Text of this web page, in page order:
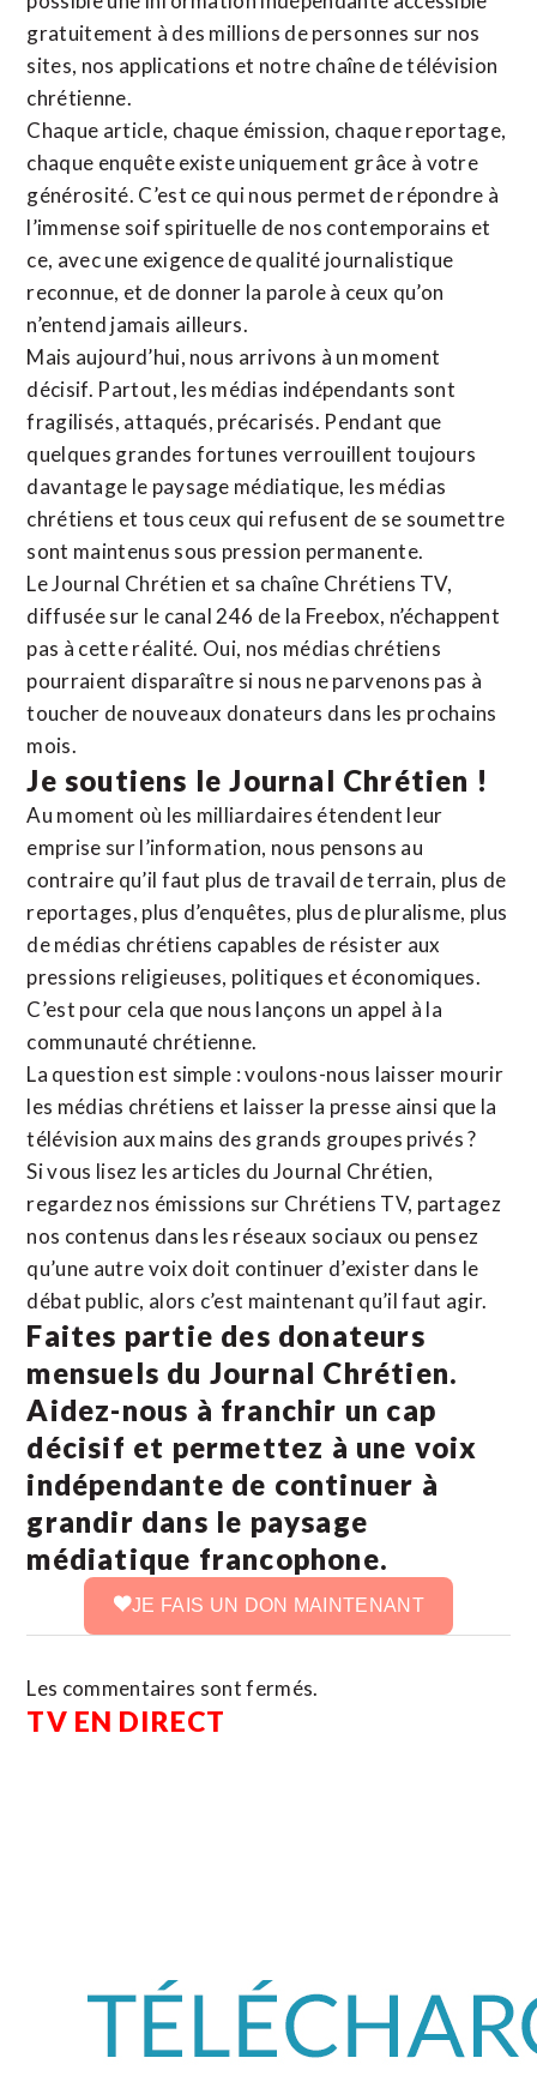
gratuitement à des millions de personnes sur nos
sites, nos applications et notre chaîne de télévision
chrétienne.
Chaque article, chaque émission, chaque reportage,
chaque enquête existe uniquement grâce à votre
générosité. C’est ce qui nous permet de répondre à
l’immense soif spirituelle de nos contemporains et
ce, avec une exigence de qualité journalistique
reconnue, et de donner la parole à ceux qu’on
n’entend jamais ailleurs.
Mais aujourd’hui, nous arrivons à un moment
décisif. Partout, les médias indépendants sont
fragilisés, attaqués, précarisés. Pendant que
quelques grandes fortunes verrouillent toujours
davantage le paysage médiatique, les médias
chrétiens et tous ceux qui refusent de se soumettre
sont maintenus sous pression permanente.
Le Journal Chrétien et sa chaîne Chrétiens TV,
diffusée sur le canal 246 de la Freebox, n’échappent
pas à cette réalité. Oui, nos médias chrétiens
pourraient disparaître si nous ne parvenons pas à
toucher de nouveaux donateurs dans les prochains
mois.
Je soutiens le Journal Chrétien !
Au moment où les milliardaires étendent leur
emprise sur l’information, nous pensons au
contraire qu’il faut plus de travail de terrain, plus de
reportages, plus d’enquêtes, plus de pluralisme, plus
de médias chrétiens capables de résister aux
pressions religieuses, politiques et économiques.
C’est pour cela que nous lançons un appel à la
communauté chrétienne.
La question est simple : voulons-nous laisser mourir
les médias chrétiens et laisser la presse ainsi que la
télévision aux mains des grands groupes privés ?
Si vous lisez les articles du Journal Chrétien,
regardez nos émissions sur Chrétiens TV, partagez
nos contenus dans les réseaux sociaux ou pensez
qu’une autre voix doit continuer d’exister dans le
débat public, alors c’est maintenant qu’il faut agir.
Faites partie des donateurs
mensuels du Journal Chrétien.
Aidez-nous à franchir un cap
décisif et permettez à une voix
indépendante de continuer à
grandir dans le paysage
médiatique francophone.
JE FAIS UN DON MAINTENANT
Les commentaires sont fermés.
TV EN DIRECT